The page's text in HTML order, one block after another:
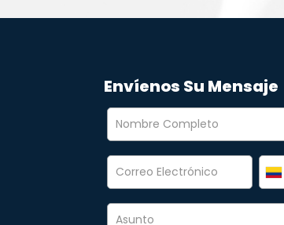
Envíenos Su Mensaje